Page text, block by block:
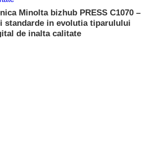
Minolta bizhub PRESS C1070 –
standarde in evolutia tiparulului
de inalta calitate